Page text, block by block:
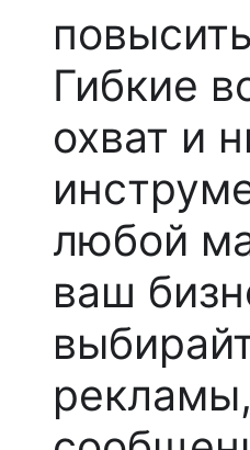
Гибкие
охват и
любой
ваш